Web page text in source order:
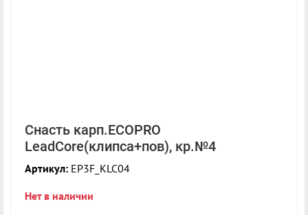
Снасть карп.ECOPRO
LeadCore(клипса+пов), кр.№4
Артикул: EP3F_KLC04
Нет в наличии